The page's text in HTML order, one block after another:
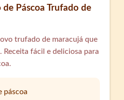
Páscoa Trufado de
trufado de maracujá que
Receita fácil e deliciosa para
páscoa